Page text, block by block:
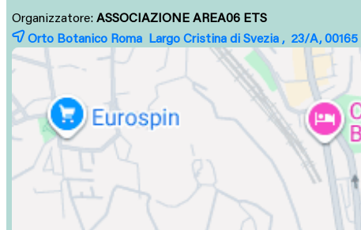
Organizzatore: ASSOCIAZIONE AREA06 ETS
Orto Botanico Roma Largo Cristina di Svezia , 23/A, 00165